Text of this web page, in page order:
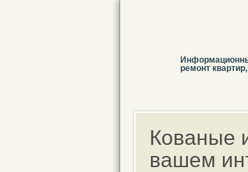
ремонт
Кованые
вашем